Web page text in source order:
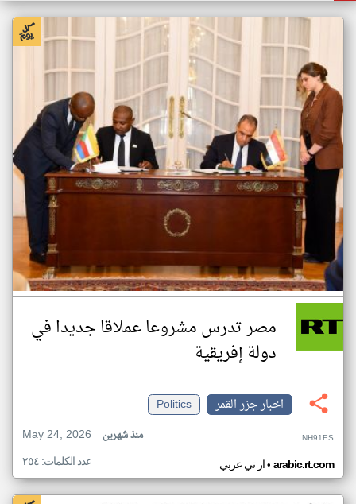
مصر تدرس مشروعا عملاقا جديدا في
دولة إفريقية
اخبار جزر القمر
Politics
May 24, 2026
منذ شهرين NH91ES
ار تي عربي• arabic.rt.com عدد الكلمات: ٢٥٤